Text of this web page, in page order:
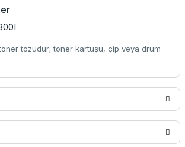
tozudur; toner kartuşu, çip veya drum